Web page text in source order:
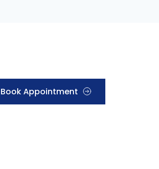
Book Appointment